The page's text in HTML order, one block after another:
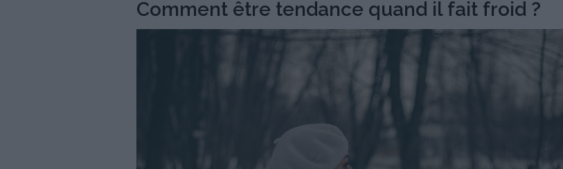
Comment être tendance quand il fait froid ?